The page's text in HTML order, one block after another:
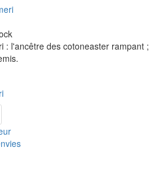
: l'ancêtre des cotoneaster rampant ;